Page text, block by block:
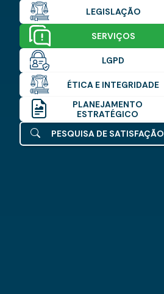
LEGISLAÇÃO
SERVIÇOS
LGPD
ÉTICA E INTEGRIDADE
PLANEJAMENTO
ESTRATÉGICO
PESQUISA DE SATISFAÇÃO